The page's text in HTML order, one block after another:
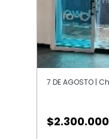
7 DE AGOSTO |
$